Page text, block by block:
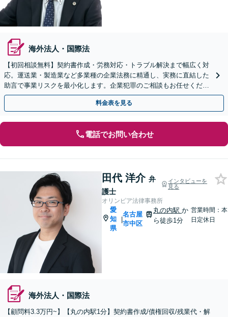
海外法人・国際法
【初回相談無料】契約書作成・労務対応・トラブル解決まで幅広く対
応。運送業・製造業など多業種の企業法務に精通し、実務に直結した
助言で事業リスクを最小化します。企業犯罪のご相談もお任せくださ
い【休日・夜間対応OK】【豊橋駅10分】
料金表を見る
電話でお問い合わせ
田代 洋介 弁
護士
インタビューを
見る
オリンピア法律事務所
愛
知
県
|
名古屋
市中区
丸の内駅か
ら徒歩1分
営業時間：本
日定休日
海外法人・国際法
【顧問料3.3万円~】【丸の内駅1分】契約書作成/債権回収/残業代・解